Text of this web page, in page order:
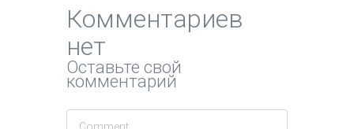
Комментариев
нет
Оставьте свой
комментарий